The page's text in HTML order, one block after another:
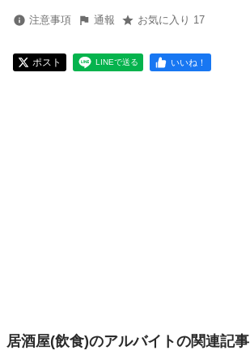
注意事項 通報 お気に入り 17
ポスト LINEで送る いいね！
居酒屋(飲食)のアルバイトの関連記事